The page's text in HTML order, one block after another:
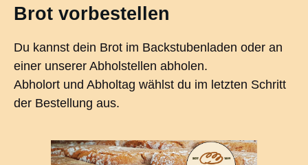
springen
Brot vorbestellen
Du kannst dein Brot im Backstubenladen oder an
einer unserer Abholstellen abholen.
Abholort und Abholtag wählst du im letzten Schritt
der Bestellung aus.